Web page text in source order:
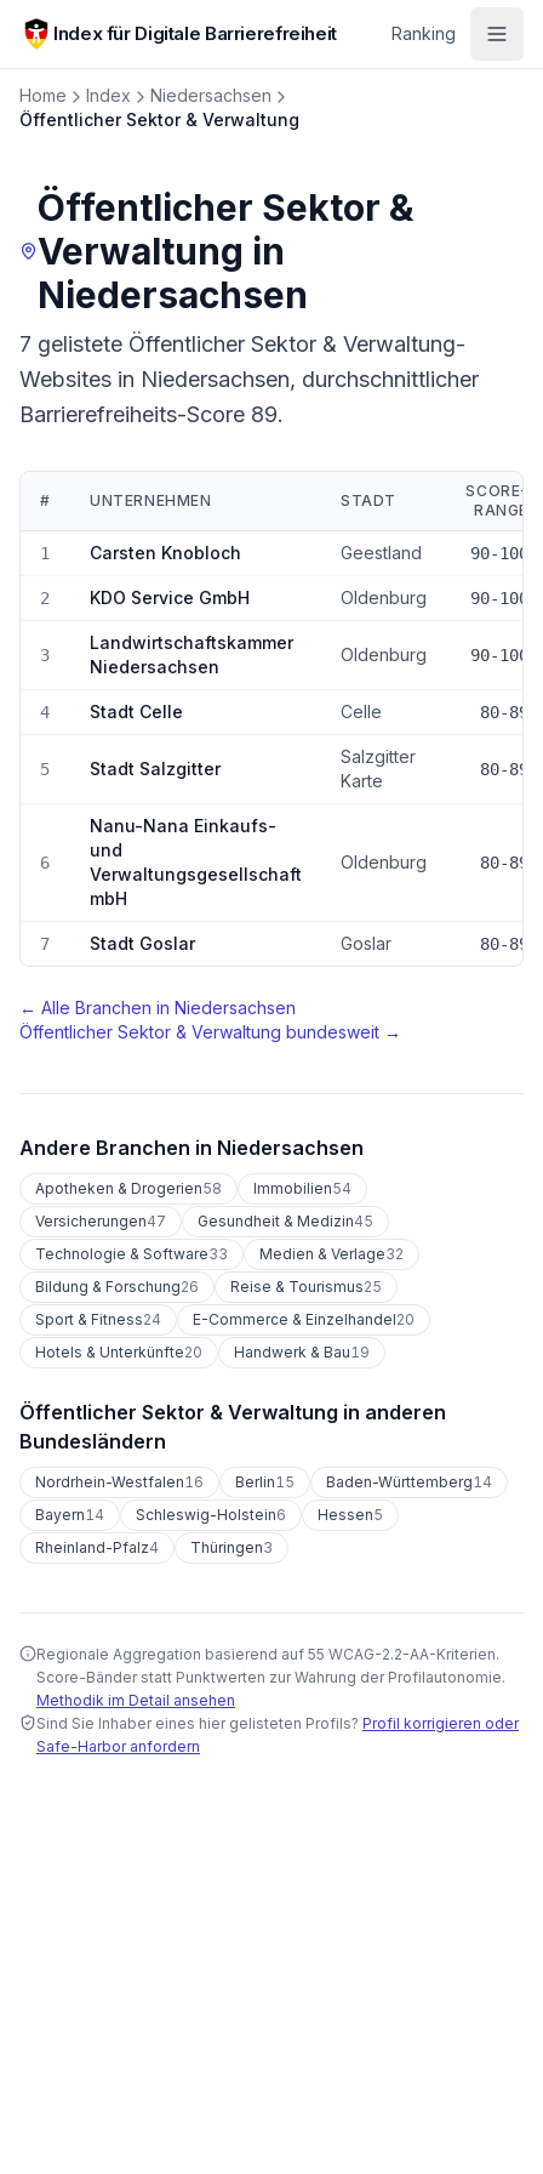
Zum Hauptinhalt springen
Index für Digitale Barrierefreiheit Ranking
Home Index
Niedersachsen
Öffentlicher Sektor & Verwaltung
Öffentlicher Sektor &
Verwaltung in
Niedersachsen
7 gelistete Öffentlicher Sektor & Verwaltung-
Websites in Niedersachsen, durchschnittlicher
Barrierefreiheits-Score 89.
Öffentlicher Sektor & Verwaltung Niedersachsen
# UNTERNEHMEN STADT
SCORE-
RANGE
1 Carsten Knobloch Geestland 90-100
2 KDO Service GmbH Oldenburg 90-100
3
Landwirtschaftskammer
Niedersachsen
Oldenburg 90-100
4 Stadt Celle Celle 80-89
5 Stadt Salzgitter
Salzgitter
Karte
80-89
6
Nanu-Nana Einkaufs-
und
Verwaltungsgesellschaft
mbH
Oldenburg 80-89
7 Stadt Goslar Goslar 80-89
← Alle Branchen in Niedersachsen
Öffentlicher Sektor & Verwaltung bundesweit →
Andere Branchen in Niedersachsen
Apotheken & Drogerien58 Immobilien54
Versicherungen47 Gesundheit & Medizin45
Technologie & Software33 Medien & Verlage32
Bildung & Forschung26 Reise & Tourismus25
Sport & Fitness24 E-Commerce & Einzelhandel20
Hotels & Unterkünfte20 Handwerk & Bau19
Öffentlicher Sektor & Verwaltung in anderen
Bundesländern
Nordrhein-Westfalen16 Berlin15 Baden-Württemberg14
Bayern14 Schleswig-Holstein6 Hessen5
Rheinland-Pfalz4 Thüringen3
Regionale Aggregation basierend auf 55 WCAG-2.2-AA-Kriterien.
Score-Bänder statt Punktwerten zur Wahrung der Profilautonomie.
Methodik im Detail ansehen
Sind Sie Inhaber eines hier gelisteten Profils? Profil korrigieren oder
Safe-Harbor anfordern